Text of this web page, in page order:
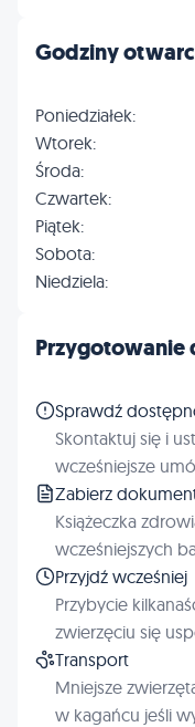
Godziny
Poniedziałek:
Wtorek:
Środa:
Czwartek:
Piątek:
Sobota:
Niedziela:
Sprawdź
Skontaktuj się i
wcześniejsze
Zabierz
Książeczka
wcześniejszych
Przyjdź wcześniej
Przybycie
zwierzęciu się
Transport
Mniejsze
w kagańcu jeśli